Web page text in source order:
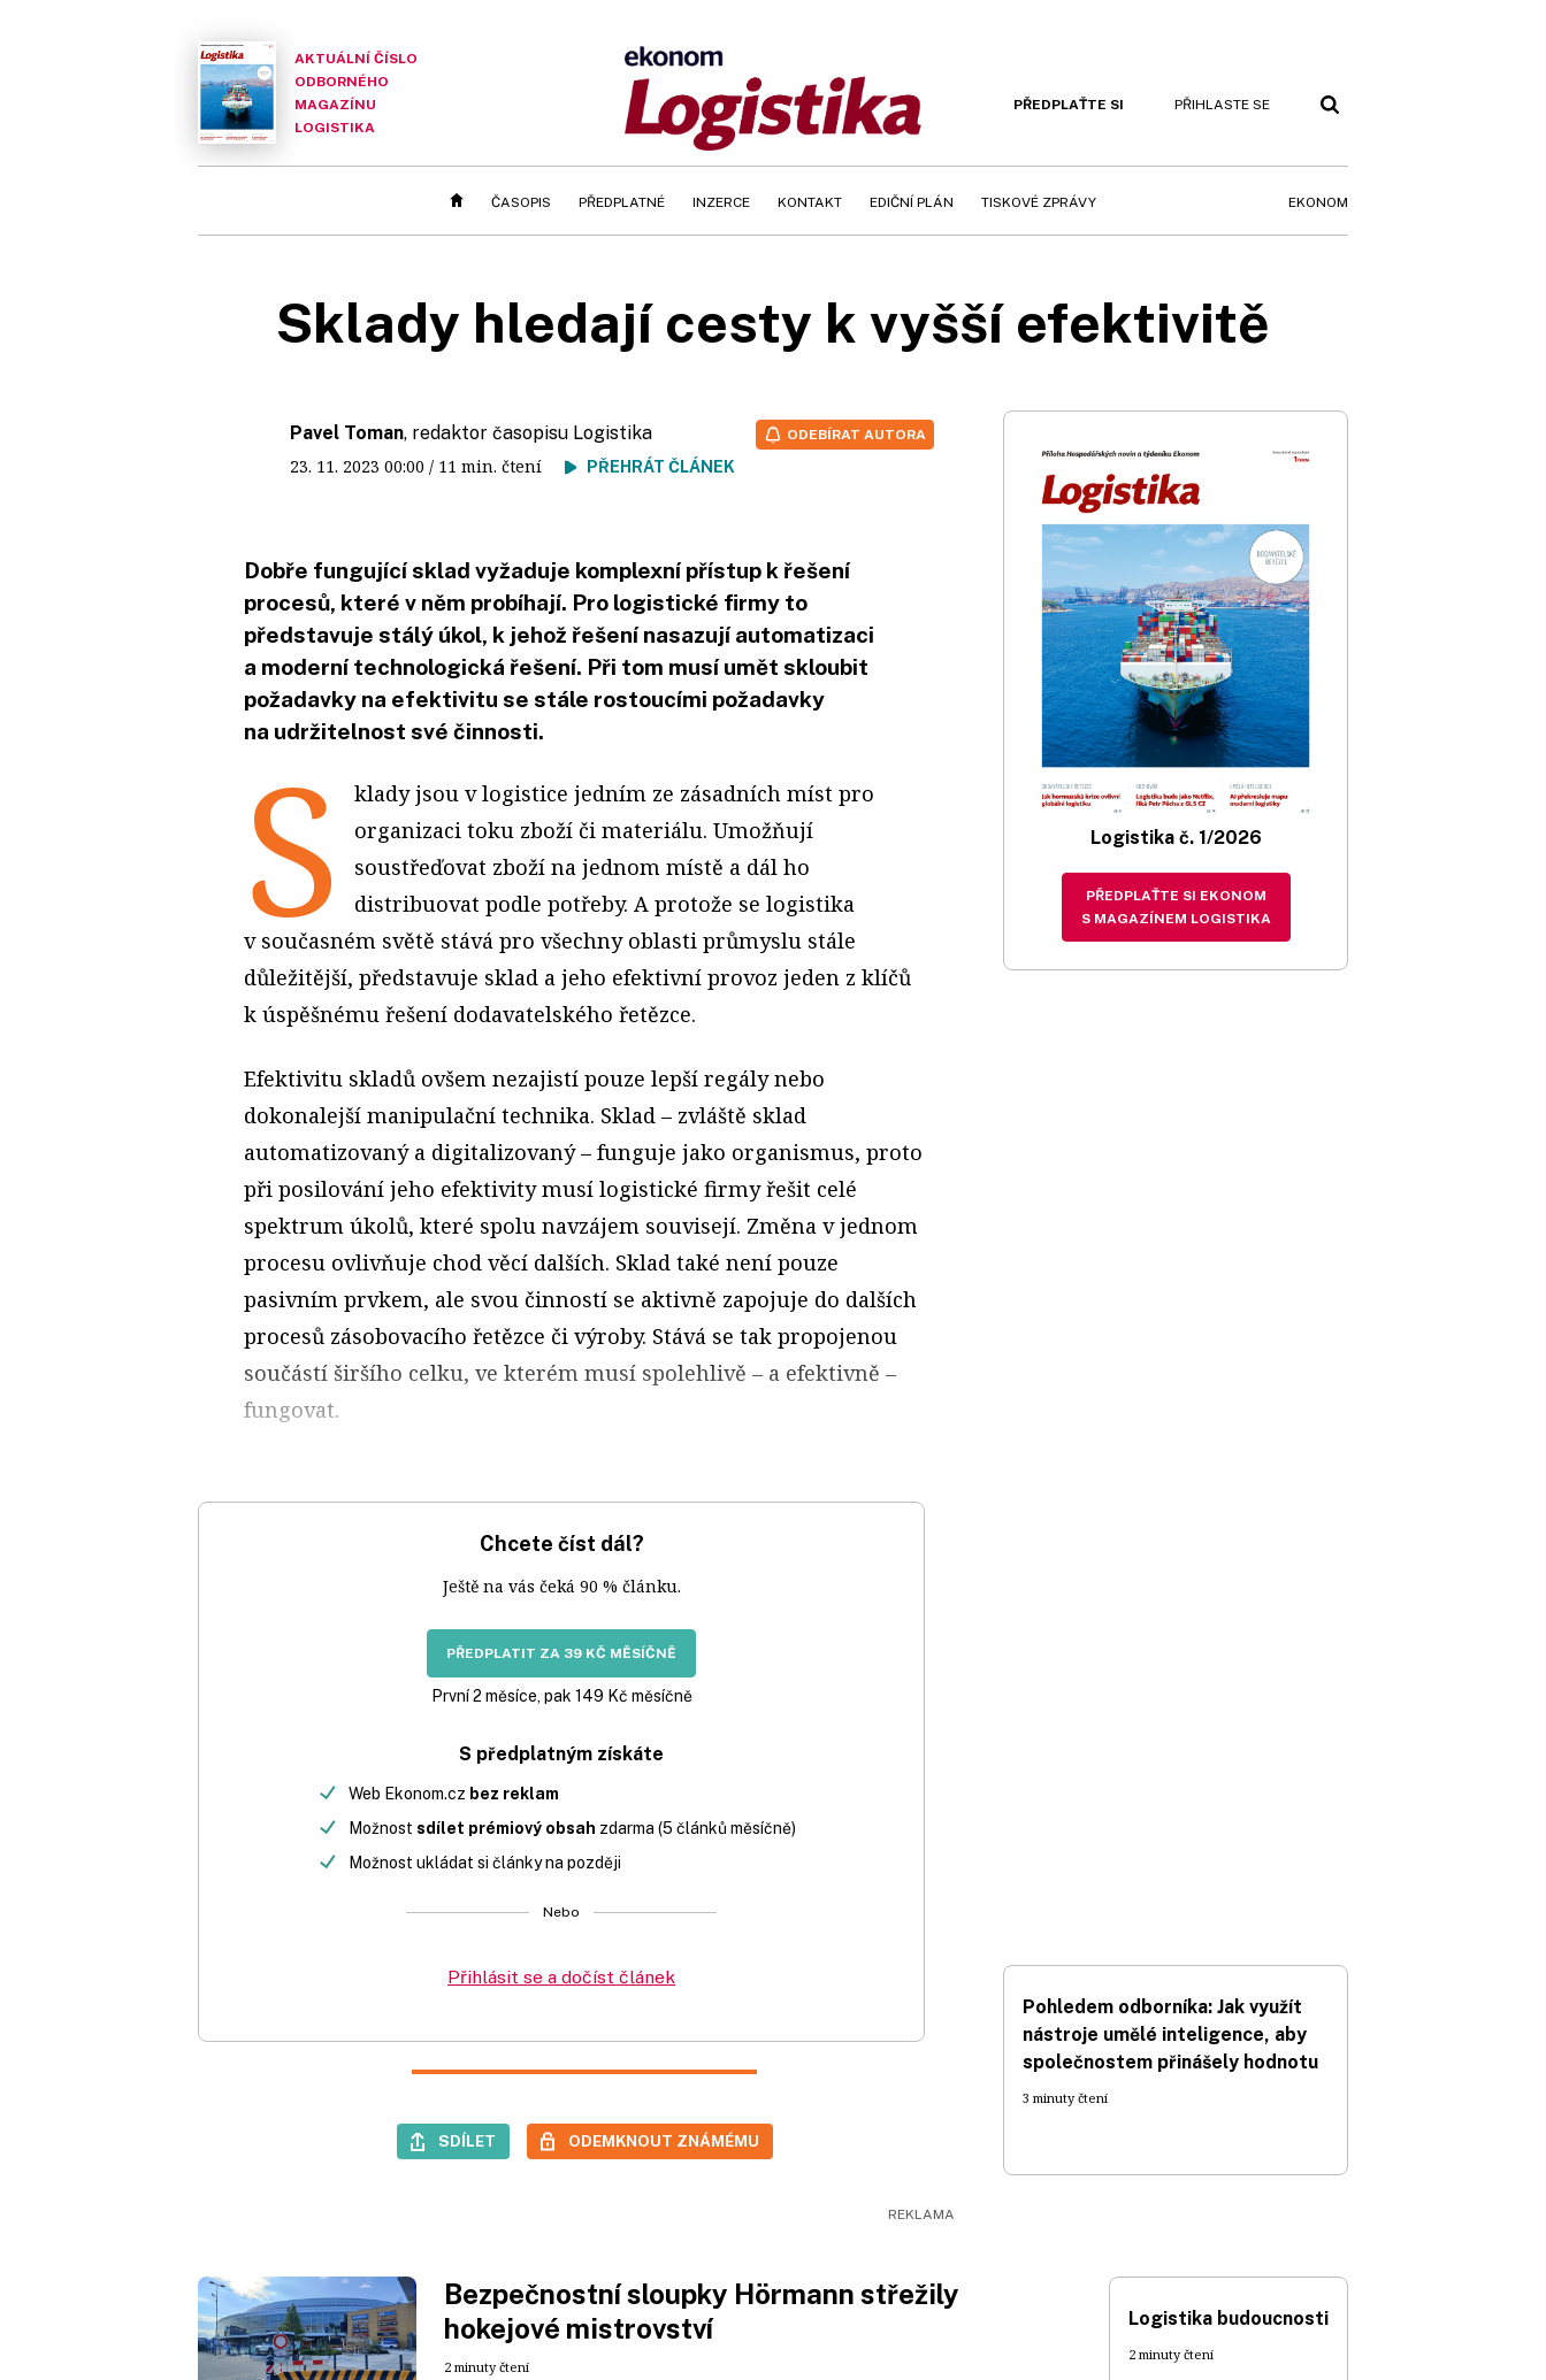
AKTUÁLNÍ ČÍSLO
ODBORNÉHO
MAGAZÍNU
LOGISTIKA
PŘEDPLAŤTE SI PŘIHLASTE SE
ČASOPIS PŘEDPLATNÉ INZERCE KONTAKT EDIČNÍ PLÁN TISKOVÉ ZPRÁVY EKONOM
Sklady hledají cesty k vyšší efektivitě
Pavel Toman, redaktor časopisu Logistika
23. 11. 2023 00:00 / 11 min. čtení PŘEHRÁT ČLÁNEK
ODEBÍRAT AUTORA
Dobře fungující sklad vyžaduje komplexní přístup k řešení
procesů, které v něm probíhají. Pro logistické firmy to
představuje stálý úkol, k jehož řešení nasazují automatizaci
a moderní technologická řešení. Při tom musí umět skloubit
požadavky na efektivitu se stále rostoucími požadavky
na udržitelnost své činnosti.
S
klady jsou v logistice jedním ze zásadních míst pro
organizaci toku zboží či materiálu. Umožňují
soustřeďovat zboží na jednom místě a dál ho
distribuovat podle potřeby. A protože se logistika
v současném světě stává pro všechny oblasti průmyslu stále
důležitější, představuje sklad a jeho efektivní provoz jeden z klíčů
k úspěšnému řešení dodavatelského řetězce.
Efektivitu skladů ovšem nezajistí pouze lepší regály nebo
dokonalejší manipulační technika. Sklad – zvláště sklad
automatizovaný a digitalizovaný – funguje jako organismus, proto
při posilování jeho efektivity musí logistické firmy řešit celé
spektrum úkolů, které spolu navzájem souvisejí. Změna v jednom
procesu ovlivňuje chod věcí dalších. Sklad také není pouze
pasivním prvkem, ale svou činností se aktivně zapojuje do dalších
procesů zásobovacího řetězce či výroby. Stává se tak propojenou
součástí širšího celku, ve kterém musí spolehlivě – a efektivně –
fungovat.
Chcete číst dál?
Ještě na vás čeká 90 % článku.
PŘEDPLATIT ZA 39 KČ MĚSÍČNĚ
První 2 měsíce, pak 149 Kč měsíčně
S předplatným získáte
Web Ekonom.cz bez reklam
Možnost sdílet prémiový obsah zdarma (5 článků měsíčně)
Možnost ukládat si články na později
Nebo
Přihlásit se a dočíst článek
SDÍLET ODEMKNOUT ZNÁMÉMU
Logistika č. 1/2026
PŘEDPLAŤTE SI EKONOM
S MAGAZÍNEM LOGISTIKA
Pohledem odborníka: Jak využít
nástroje umělé inteligence, aby
společnostem přinášely hodnotu
3 minuty čtení
Bezpečnostní sloupky Hörmann střežily
hokejové mistrovství
2 minuty čtení
Logistika budoucnosti
2 minuty čtení